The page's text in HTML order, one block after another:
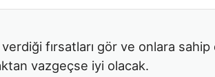
verdiği fırsatları gör ve onlara
vazgeçse iyi olacak.